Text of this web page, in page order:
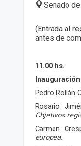
Senado
(Entrada al
antes de
11.00 hs.
Pedro Rollán
Rosario
Objetivos
Carmen
europea.